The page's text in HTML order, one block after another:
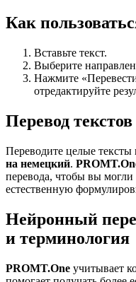
Как
Вставьте текст.
Выберите
Нажмите
отредактируйте
Перевод
Переводите целые тексты
на немецкий.
перевода, чтобы вы
естественную
Нейронный
и терминология
PROMT.One учитывает